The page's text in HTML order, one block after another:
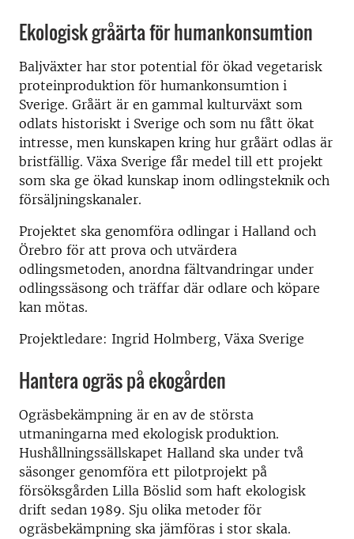
Ekologisk gråärta för humankonsumtion
Baljväxter har stor potential för ökad vegetarisk
proteinproduktion för humankonsumtion i
Sverige. Gråärt är en gammal kulturväxt som
odlats historiskt i Sverige och som nu fått ökat
intresse, men kunskapen kring hur gråärt odlas är
bristfällig. Växa Sverige får medel till ett projekt
som ska ge ökad kunskap inom odlingsteknik och
försäljningskanaler.
Projektet ska genomföra odlingar i Halland och
Örebro för att prova och utvärdera
odlingsmetoden, anordna fältvandringar under
odlingssäsong och träffar där odlare och köpare
kan mötas.
Projektledare: Ingrid Holmberg, Växa Sverige
Hantera ogräs på ekogården
Ogräsbekämpning är en av de största
utmaningarna med ekologisk produktion.
Hushållningssällskapet Halland ska under två
säsonger genomföra ett pilotprojekt på
försöksgården Lilla Böslid som haft ekologisk
drift sedan 1989. Sju olika metoder för
ogräsbekämpning ska jämföras i stor skala.